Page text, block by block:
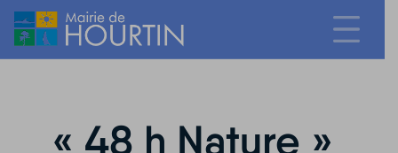
« 48 h Nature »